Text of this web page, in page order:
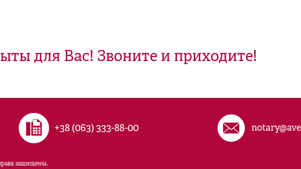
для Вас! Звоните и приходите!
+38 (063) 333-88-00
защищены.